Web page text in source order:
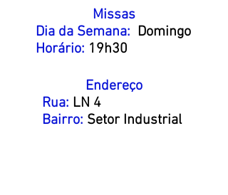
Missas
Dia da Semana: Domingo
Horário: 19h30
Endereço
Rua: LN 4
Bairro: Setor Industrial